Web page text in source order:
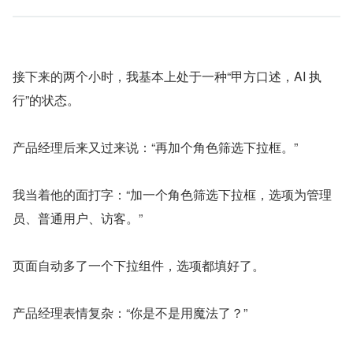
接下来的两个小时，我基本上处于一种“甲方口述，AI 执
行”的状态。
产品经理后来又过来说：“再加个角色筛选下拉框。”
我当着他的面打字：“加一个角色筛选下拉框，选项为管理
员、普通用户、访客。”
页面自动多了一个下拉组件，选项都填好了。
产品经理表情复杂：“你是不是用魔法了？”